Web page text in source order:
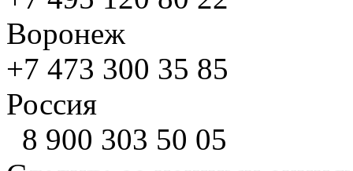
Воронеж
+7 473 300 35 85
Россия
8 900 303 50 05